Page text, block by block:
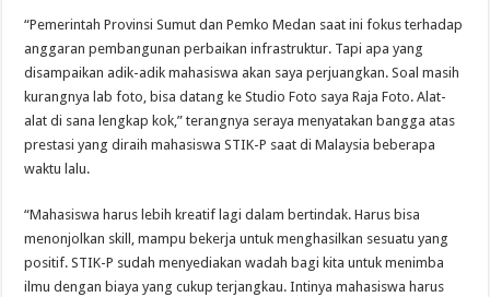
“Pemerintah Provinsi Sumut dan Pemko Medan saat ini fokus terhadap
anggaran pembangunan perbaikan infrastruktur. Tapi apa yang
disampaikan adik-adik mahasiswa akan saya perjuangkan. Soal masih
kurangnya lab foto, bisa datang ke Studio Foto saya Raja Foto. Alat-
alat di sana lengkap kok,” terangnya seraya menyatakan bangga atas
prestasi yang diraih mahasiswa STIK-P saat di Malaysia beberapa
waktu lalu.
“Mahasiswa harus lebih kreatif lagi dalam bertindak. Harus bisa
menonjolkan skill, mampu bekerja untuk menghasilkan sesuatu yang
positif. STIK-P sudah menyediakan wadah bagi kita untuk menimba
ilmu dengan biaya yang cukup terjangkau. Intinya mahasiswa harus